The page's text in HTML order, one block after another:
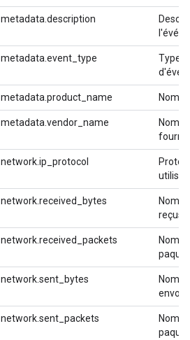
metadata.description
metadata.event_type
Type
metadata.product_name Nom
metadata.vendor_name
Nom
network.ip_protocol
utilisé
network.received_bytes
reçus
network.received_packets
network.sent_bytes
network.sent_packets